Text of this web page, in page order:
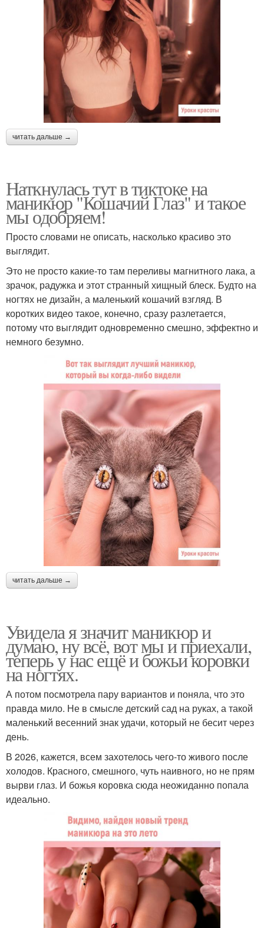
читать дальше →
Наткнулась тут в тиктоке на
маникюр "Кошачий Глаз" и такое
мы одобряем!
Просто словами не описать, насколько красиво это
выглядит.
Это не просто какие-то там переливы магнитного лака, а
зрачок, радужка и этот странный хищный блеск. Будто на
ногтях не дизайн, а маленький кошачий взгляд. В
коротких видео такое, конечно, сразу разлетается,
потому что выглядит одновременно смешно, эффектно и
немного безумно.
читать дальше →
Увидела я значит маникюр и
думаю, ну всё, вот мы и приехали,
теперь у нас ещё и божьи коровки
на ногтях.
А потом посмотрела пару вариантов и поняла, что это
правда мило. Не в смысле детский сад на руках, а такой
маленький весенний знак удачи, который не бесит через
день.
В 2026, кажется, всем захотелось чего-то живого после
холодов. Красного, смешного, чуть наивного, но не прям
вырви глаз. И божья коровка сюда неожиданно попала
идеально.